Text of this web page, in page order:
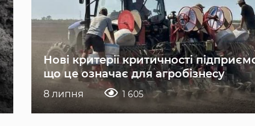
Нові критерії критичності
що це означає для агробізнесу
8 липня 1 605